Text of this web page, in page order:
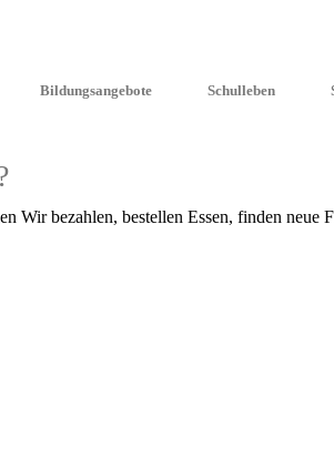
Bildungsangebote Schulleben
Wir bezah­len, bestel­len Essen, finden